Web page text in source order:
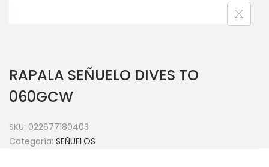
RAPALA SEÑUELO DIVES TO
060GCW
SKU: 022677180403
Categoría: SEÑUELOS